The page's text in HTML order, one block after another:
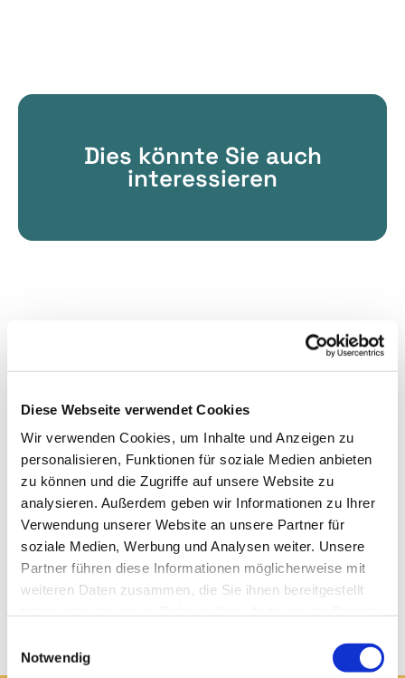
Diese Webseite verwendet Cookies
Wir verwenden Cookies, um Inhalte und Anzeigen zu
personalisieren, Funktionen für soziale Medien anbieten
zu können und die Zugriffe auf unsere Website zu
analysieren. Außerdem geben wir Informationen zu Ihrer
Verwendung unserer Website an unsere Partner für
soziale Medien, Werbung und Analysen weiter. Unsere
Partner führen diese Informationen möglicherweise mit
weiteren Daten zusammen, die Sie ihnen bereitgestellt
Notwendig
Dies könnte Sie auch
interessieren